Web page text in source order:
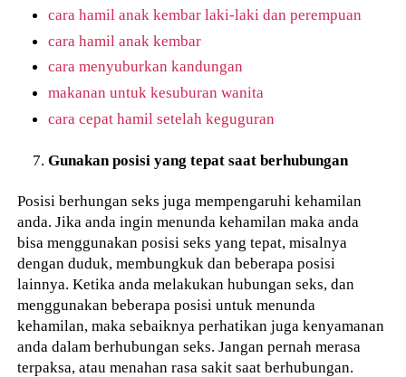
cara hamil anak kembar laki-laki dan perempuan
cara hamil anak kembar
cara menyuburkan kandungan
makanan untuk kesuburan wanita
cara cepat hamil setelah keguguran
Gunakan posisi yang tepat saat berhubungan
Posisi berhungan seks juga mempengaruhi kehamilan
anda. Jika anda ingin menunda kehamilan maka anda
bisa menggunakan posisi seks yang tepat, misalnya
dengan duduk, membungkuk dan beberapa posisi
lainnya. Ketika anda melakukan hubungan seks, dan
menggunakan beberapa posisi untuk menunda
kehamilan, maka sebaiknya perhatikan juga kenyamanan
anda dalam berhubungan seks. Jangan pernah merasa
terpaksa, atau menahan rasa sakit saat berhubungan.